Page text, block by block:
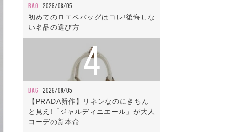
BAG 2026/08/05
初めてのロエベバッグはコレ!後悔しな
い名品の選び方
4
BAG 2026/08/05
【PRADA新作】リネンなのにきちん
と見え!「ジャルディニエール」が大人
コーデの新本命